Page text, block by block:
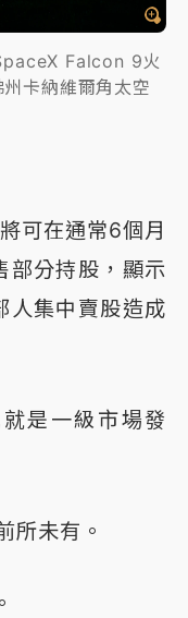
Falcon 9火
卡納維爾角太空
可在通常6個月
部分持股，顯示
人集中賣股造成
是一級市場發
所未有。